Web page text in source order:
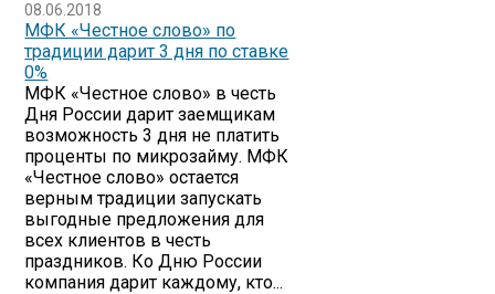
08.06.2018
МФК «Честное слово» по
традиции дарит 3 дня по ставке
0%
МФК «Честное слово» в честь
Дня России дарит заемщикам
возможность 3 дня не платить
проценты по микрозайму. МФК
«Честное слово» остается
верным традиции запускать
выгодные предложения для
всех клиентов в честь
праздников. Ко Дню России
компания дарит каждому, кто...